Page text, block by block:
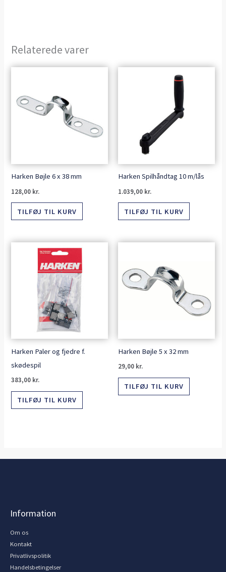
Relaterede varer
Harken Bøjle 6 x 38 mm
128,00 kr.
TILFØJ TIL KURV
Harken Spilhåndtag 10 m/lås
1.039,00 kr.
TILFØJ TIL KURV
Harken Paler og fjedre f.
skødespil
383,00 kr.
TILFØJ TIL KURV
Harken Bøjle 5 x 32 mm
29,00 kr.
TILFØJ TIL KURV
Information
Om os
Kontakt
Privatlivspolitik
Handelsbetingelser